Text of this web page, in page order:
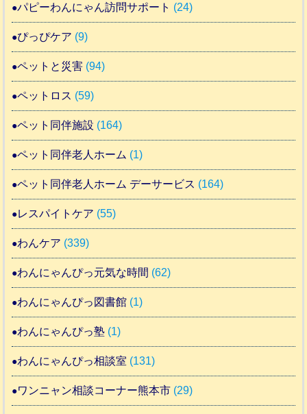
パピーわんにゃん訪問サポート (24)
ぴっぴケア (9)
ペットと災害 (94)
ペットロス (59)
ペット同伴施設 (164)
ペット同伴老人ホーム (1)
ペット同伴老人ホーム デーサービス (164)
レスパイトケア (55)
わんケア (339)
わんにゃんぴっ元気な時間 (62)
わんにゃんぴっ図書館 (1)
わんにゃんぴっ塾 (1)
わんにゃんぴっ相談室 (131)
ワンニャン相談コーナー熊本市 (29)